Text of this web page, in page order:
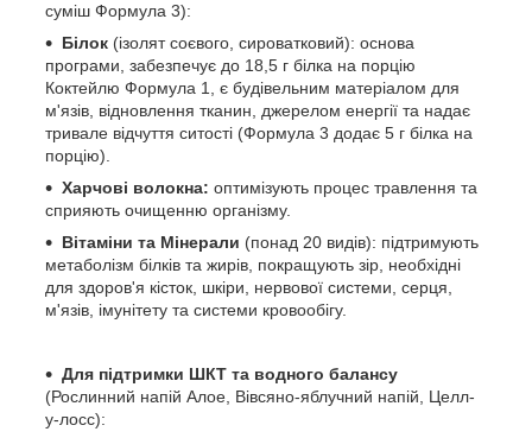
суміш Формула 3):
Білок (ізолят соєвого, сироватковий): основа
програми, забезпечує до 18,5 г білка на порцію
Коктейлю Формула 1, є будівельним матеріалом для
м'язів, відновлення тканин, джерелом енергії та надає
тривале відчуття ситості (Формула 3 додає 5 г білка на
порцію).
Харчові волокна: оптимізують процес травлення та
сприяють очищенню організму.
Вітаміни та Мінерали (понад 20 видів): підтримують
метаболізм білків та жирів, покращують зір, необхідні
для здоров'я кісток, шкіри, нервової системи, серця,
м'язів, імунітету та системи кровообігу.
Для підтримки ШКТ та водного балансу
(Рослинний напій Алое, Вівсяно-яблучний напій, Целл-
у-лосс):